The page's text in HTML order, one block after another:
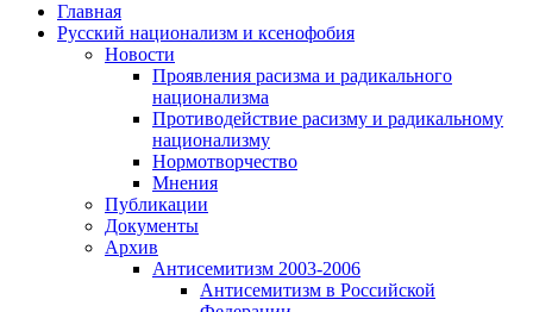
Главная
Русский национализм и ксенофобия
Новости
Проявления расизма и радикального
национализма
Противодействие расизму и радикальному
национализму
Нормотворчество
Мнения
Публикации
Документы
Архив
Антисемитизм 2003-2006
Антисемитизм в Российской